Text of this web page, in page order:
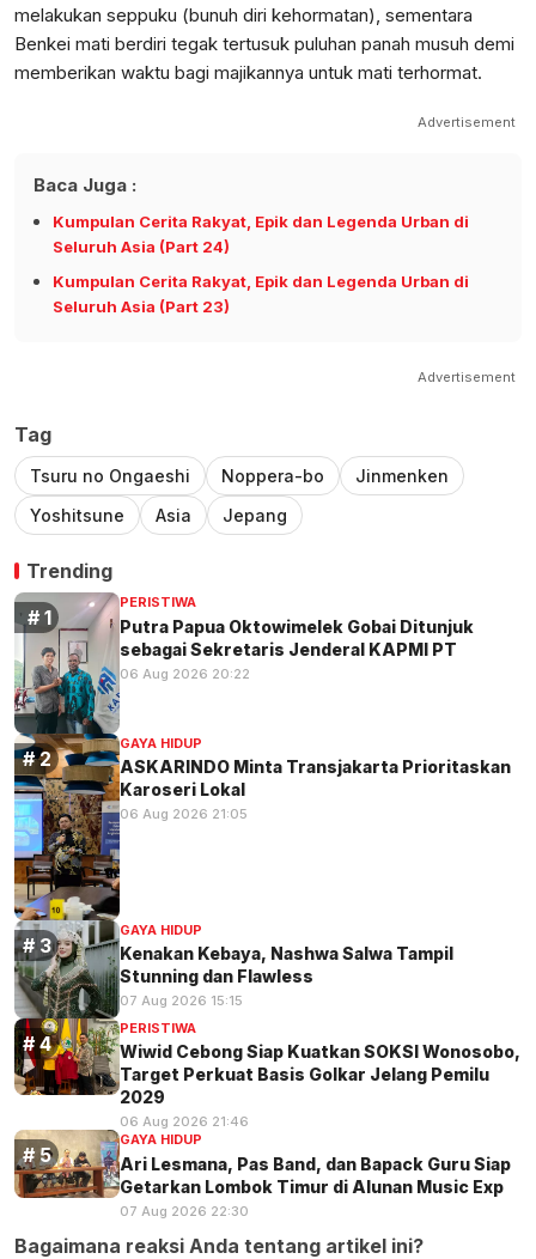
melakukan seppuku (bunuh diri kehormatan), sementara
Benkei mati berdiri tegak tertusuk puluhan panah musuh demi
memberikan waktu bagi majikannya untuk mati terhormat.
Advertisement
Baca Juga :
Kumpulan Cerita Rakyat, Epik dan Legenda Urban di
Seluruh Asia (Part 24)
Kumpulan Cerita Rakyat, Epik dan Legenda Urban di
Seluruh Asia (Part 23)
Advertisement
Tag
Tsuru no Ongaeshi Noppera-bo
Jinmenken
Yoshitsune
Asia Jepang
Trending
PERISTIWA
Putra Papua Oktowimelek Gobai Ditunjuk
sebagai Sekretaris Jenderal KAPMI PT
06 Aug 2026 20:22
GAYA HIDUP
ASKARINDO Minta Transjakarta Prioritaskan
Karoseri Lokal
06 Aug 2026 21:05
GAYA HIDUP
Kenakan Kebaya, Nashwa Salwa Tampil
Stunning dan Flawless
07 Aug 2026 15:15
PERISTIWA
Wiwid Cebong Siap Kuatkan SOKSI Wonosobo,
Target Perkuat Basis Golkar Jelang Pemilu
2029
06 Aug 2026 21:46
GAYA HIDUP
Ari Lesmana, Pas Band, dan Bapack Guru Siap
Getarkan Lombok Timur di Alunan Music Exp
07 Aug 2026 22:30
Bagaimana reaksi Anda tentang artikel ini?